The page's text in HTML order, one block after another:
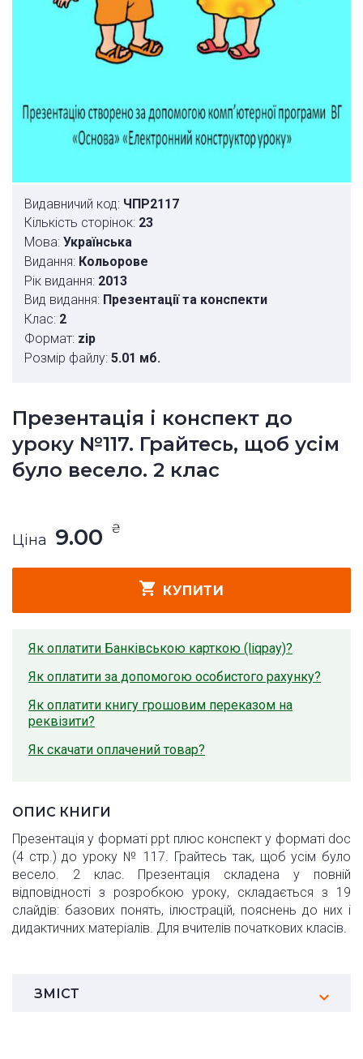
Видавничий код: ЧПР2117
Кількість сторінок: 23
Мова: Українська
Видання: Кольорове
Рік видання: 2013
Вид видання: Презентації та конспекти
Клас: 2
Формат: zip
Розмір файлу: 5.01 мб.
Презентація і конспект до
уроку №117. Грайтесь, щоб усім
було весело. 2 клас
Ціна 9.00 ₴
КУПИТИ
Як оплатити Банківською карткою (liqpay)?
Як оплатити за допомогою особистого рахунку?
Як оплатити книгу грошовим переказом на
реквізити?
Як скачати оплачений товар?
ОПИС КНИГИ
Презентація у форматі ppt плюс конспект у форматі doc
(4 стр.) до уроку № 117. Грайтесь так, щоб усім було
весело. 2 клас. Презентація складена у повній
відповідності з розробкою уроку, складається з 19
слайдів: базових понять, ілюстрацій, пояснень до них і
дидактичних матеріалів. Для вчителів початкових класів.
ЗМІСТ